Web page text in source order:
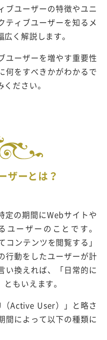
ブユーザーの特徴やユニ
ティブユーザーを知るメ
く解説します。
ユーザーを増やす重要性
何をすべきかがわかるで
ださい。
ザーとは？
定の期間にWebサイトや
ユーザーのことです。
コンテンツを閲覧する」
行動をしたユーザーが計
い換えれば、「日常的に
もいえます。
Active User）」と略さ
間によって以下の種類に